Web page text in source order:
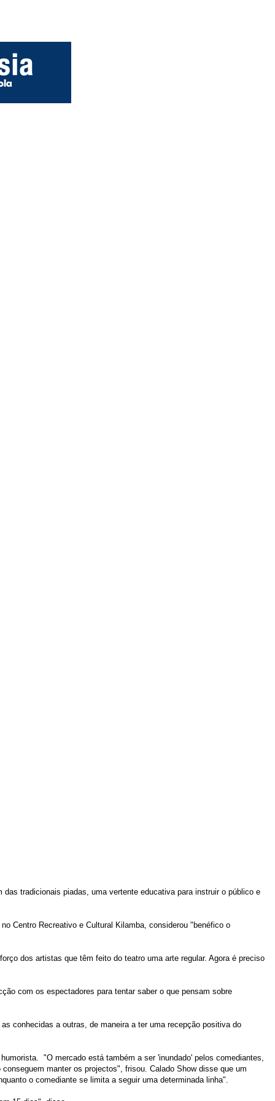
tradicionais piadas, uma vertente educativa para instruir o público e
Centro Recreativo e Cultural Kilamba, considerou "benéfico o
dos artistas que têm feito do teatro uma arte regular. Agora é preciso
com os espectadores para tentar saber o que pensam sobre
conhecidas a outras, de maneira a ter uma recepção positiva do
"O mercado está também a ser 'inundado' pelos comediantes,
manter os projectos", frisou. Calado Show disse que um
o comediante se limita a seguir uma determinada linha".